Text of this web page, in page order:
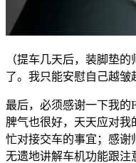
（提车几天后，装脚垫
了。我只能安慰自己越皱
最后，必须感谢一下我的
脾气也很好，天天应对我
忙对接交车的事宜；感谢
无遗地讲解车机功能跟注